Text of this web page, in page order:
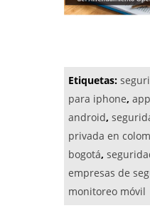
Etiquetas:
para iphone,
android,
privada en
bogotá,
empresas de
monitoreo móvil